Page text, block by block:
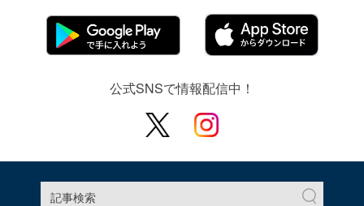
公式SNSで情報配信中！
記事検索